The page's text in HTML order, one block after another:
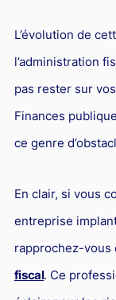
L’évolution de
l’administration
pas rester sur
Finances
ce genre
En clair, si vous
entreprise
rapprochez-vous
fiscal. Ce